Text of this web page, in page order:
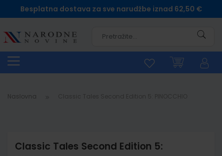
Besplatna dostava za sve narudžbe iznad 62,50 €
Naslovna
Classic Tales Second Edition 5: